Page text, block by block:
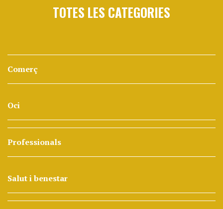
TOTES LES CATEGORIES
Comerç
Oci
Professionals
Salut i benestar